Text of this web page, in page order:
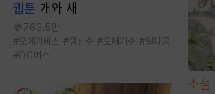
웹툰 개와 새
763.5만
#오메가버스 #임신수 #오메가수 #알파공
#OO버스
소설